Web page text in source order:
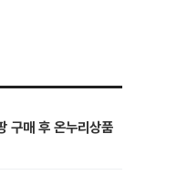
구매 후 온누리상품